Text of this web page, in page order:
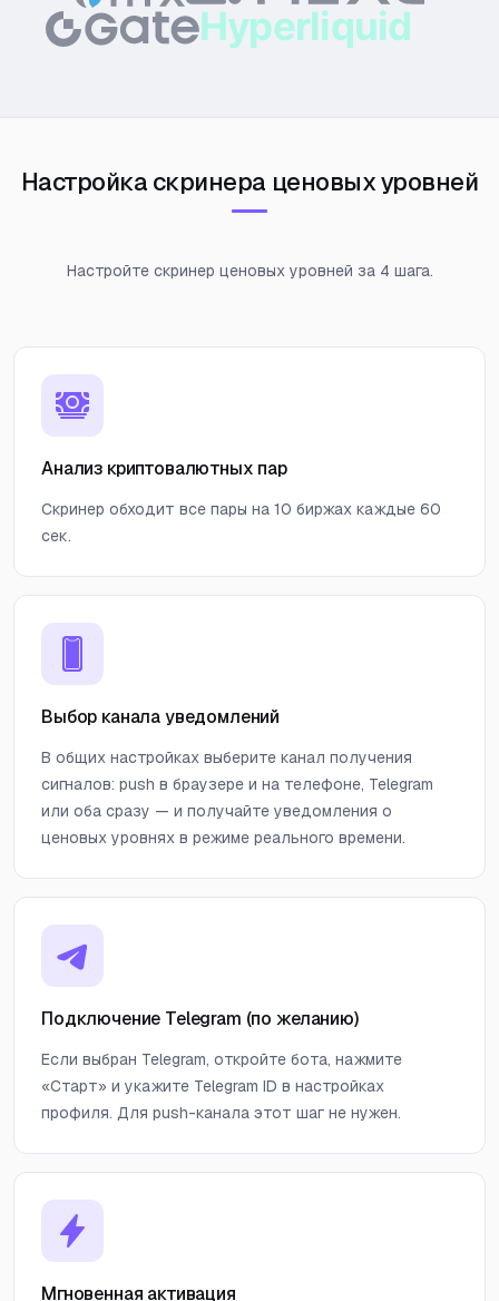
Hyperliquid
Настройка скринера ценовых уровней
Настройте скринер ценовых уровней за 4 шага.
Анализ криптовалютных пар
Скринер обходит все пары на 10 биржах каждые 60
сек.
Выбор канала уведомлений
В общих настройках выберите канал получения
сигналов: push в браузере и на телефоне, Telegram
или оба сразу — и получайте уведомления о
ценовых уровнях в режиме реального времени.
Подключение Telegram (по желанию)
Если выбран Telegram, откройте бота, нажмите
«Старт» и укажите Telegram ID в настройках
профиля. Для push-канала этот шаг не нужен.
Мгновенная активация